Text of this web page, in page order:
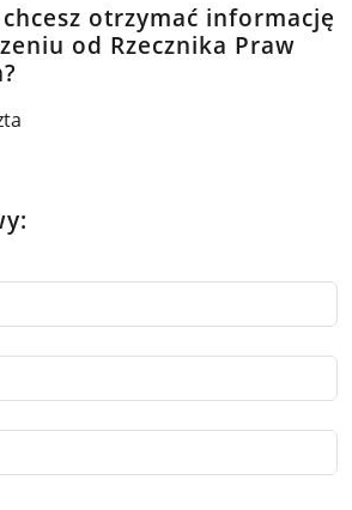
otrzymać informację
od Rzecznika Praw